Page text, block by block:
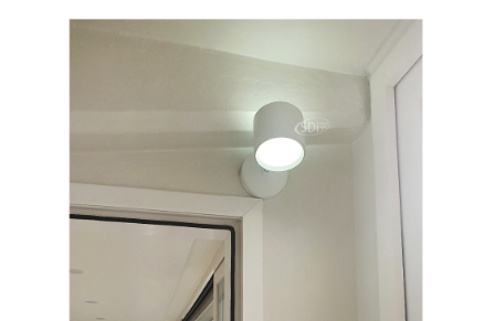
PAYCO 바로구매